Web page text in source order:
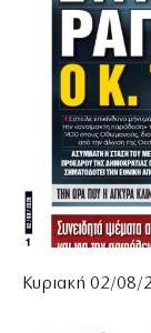
Κυριακή 02/08/